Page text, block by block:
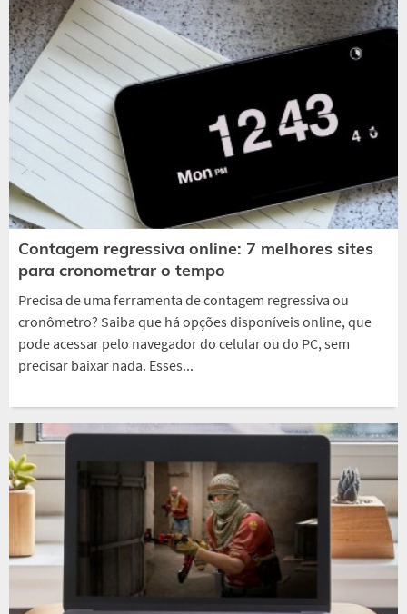
Contagem regressiva online: 7 melhores sites
para cronometrar o tempo
Precisa de uma ferramenta de contagem regressiva ou
cronômetro? Saiba que há opções disponíveis online, que
pode acessar pelo navegador do celular ou do PC, sem
precisar baixar nada. Esses...